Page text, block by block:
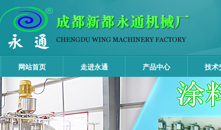
网站首页 走进永通 产品中心 技术